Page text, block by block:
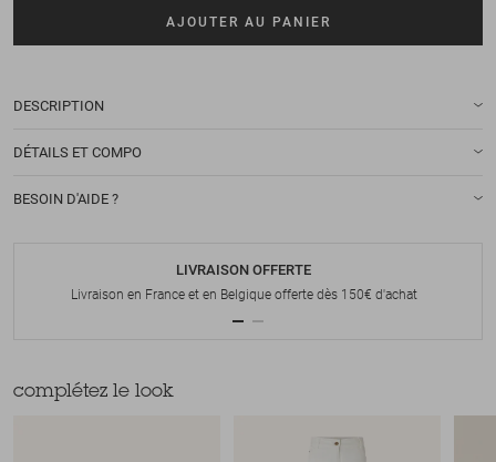
AJOUTER AU PANIER
DESCRIPTION
DÉTAILS ET COMPO
BESOIN D'AIDE ?
LIVRAISON OFFERTE
Livraison en France et en Belgique offerte dès 150€ d'achat
complétez le look